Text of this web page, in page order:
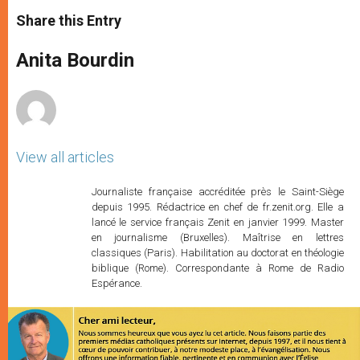
t
s
p
p
s
e
g
e
e
b
o
k
r
Share this Entry
Anita Bourdin
View all articles
Journaliste française accréditée près le Saint-Siège
depuis 1995. Rédactrice en chef de fr.zenit.org. Elle a
lancé le service français Zenit en janvier 1999. Master
en journalisme (Bruxelles). Maîtrise en lettres
classiques (Paris). Habilitation au doctorat en théologie
biblique (Rome). Correspondante à Rome de Radio
Espérance.